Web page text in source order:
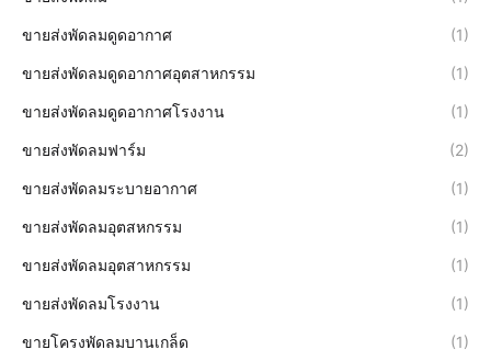
ขายส่งพัดลมดูดอากาศ (1)
ขายส่งพัดลมดูดอากาศอุตสาหกรรม (1)
ขายส่งพัดลมดูดอากาศโรงงาน (1)
ขายส่งพัดลมฟาร์ม (2)
ขายส่งพัดลมระบายอากาศ (1)
ขายส่งพัดลมอุตสหกรรม (1)
ขายส่งพัดลมอุตสาหกรรม (1)
ขายส่งพัดลมโรงงาน (1)
ขายโครงพัดลมบานเกล็ด (1)